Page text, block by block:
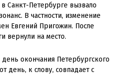
Санкт-Петербурге вызвало
В частности, изменение
Евгений Пригожин. После
вернули на место.
окончания Петербургского
день, к слову, совпадает с